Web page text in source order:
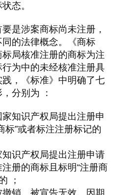
态。
是涉案商标尚未注册，
的法律概念。《商标
局核准注册的商标为注
为中的未经核准注册具
，《标准》中明确了七
分别为 ：
家知识产权局提出注册申
标”或者标注注册标记的
知识产权局提出注册申请
册的商标且标明“注册商
；
撤销、被宣告无效、因期